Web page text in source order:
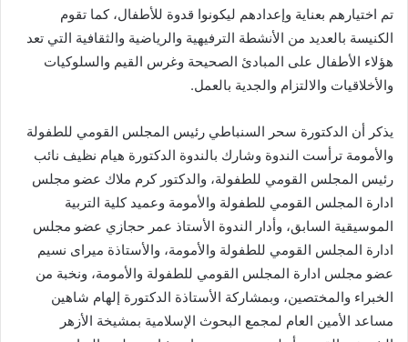
تم اختيارهم بعناية وإعدادهم ليكونوا قدوة للأطفال، كما تقوم
الكنيسة بالعديد من الأنشطة الترفيهية والرياضية والثقافية التي تعد
هؤلاء الأطفال على المبادئ الصحيحة وغرس القيم والسلوكيات
والأخلاقيات والالتزام والجدية بالعمل.
يذكر أن الدكتورة سحر السنباطي رئيس المجلس القومي للطفولة
والأمومة ترأست الندوة وشارك بالندوة الدكتورة هيام نظيف نائب
رئيس المجلس القومي للطفولة، والدكتور كرم ملاك عضو مجلس
ادارة المجلس القومي للطفولة والأمومة وعميد كلية التربية
الموسيقية السابق، وأدار الندوة الأستاذ عمر حجازي عضو مجلس
ادارة المجلس القومي للطفولة والأمومة، والأستاذة ميراى نسيم
عضو مجلس ادارة المجلس القومي للطفولة والأمومة، ونخبة من
الخبراء والمختصين، وبمشاركة الأستاذة الدكتورة إلهام شاهين
مساعد الأمين العام لمجمع البحوث الإسلامية بمشيخة الأزهر